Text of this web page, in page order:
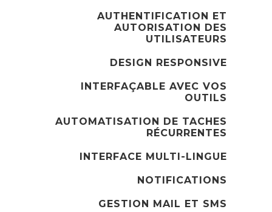
AUTHENTIFICATION ET
AUTORISATION DES
UTILISATEURS
DESIGN RESPONSIVE
INTERFAÇABLE AVEC VOS
OUTILS
AUTOMATISATION DE TACHES
RÉCURRENTES
INTERFACE MULTI-LINGUE
NOTIFICATIONS
GESTION MAIL ET SMS